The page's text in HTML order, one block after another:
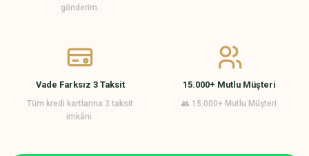
gönderim.
Vade Farksız 3 Taksit
Tüm kredi kartlarına 3 taksit
imkânı.
15.000+ Mutlu Müşteri
👥 15.000+ Mutlu Müşteri